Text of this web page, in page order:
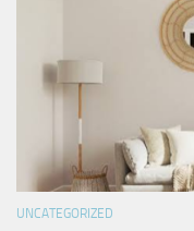
UNCATEGORIZED